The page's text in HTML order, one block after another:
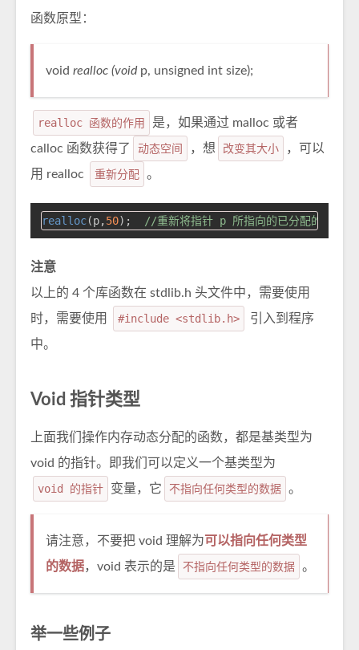
函数原型：
void realloc (voidp, unsigned int size);
realloc 函数的作用
是，如果通过 malloc 或者
calloc 函数获得了
动态空间 ，想 改变其大小
，可以
用 realloc
重新分配 。
realloc(p,50); //重新将指针 p 所指向的已分配的动态空
注意
以上的 4 个库函数在 stdlib.h 头文件中，需要使用
时，需要使用
#include <stdlib.h>
引入到程序
中。
Void 指针类型
上面我们操作内存动态分配的函数，都是基类型为
void 的指针。即我们可以定义一个基类型为
void 的指针
变量，它 不指向任何类型的数据 。
请注意，不要把 void 理解为可以指向任何类型
的数据，void 表示的是 不指向任何类型的数据 。
举一些例子